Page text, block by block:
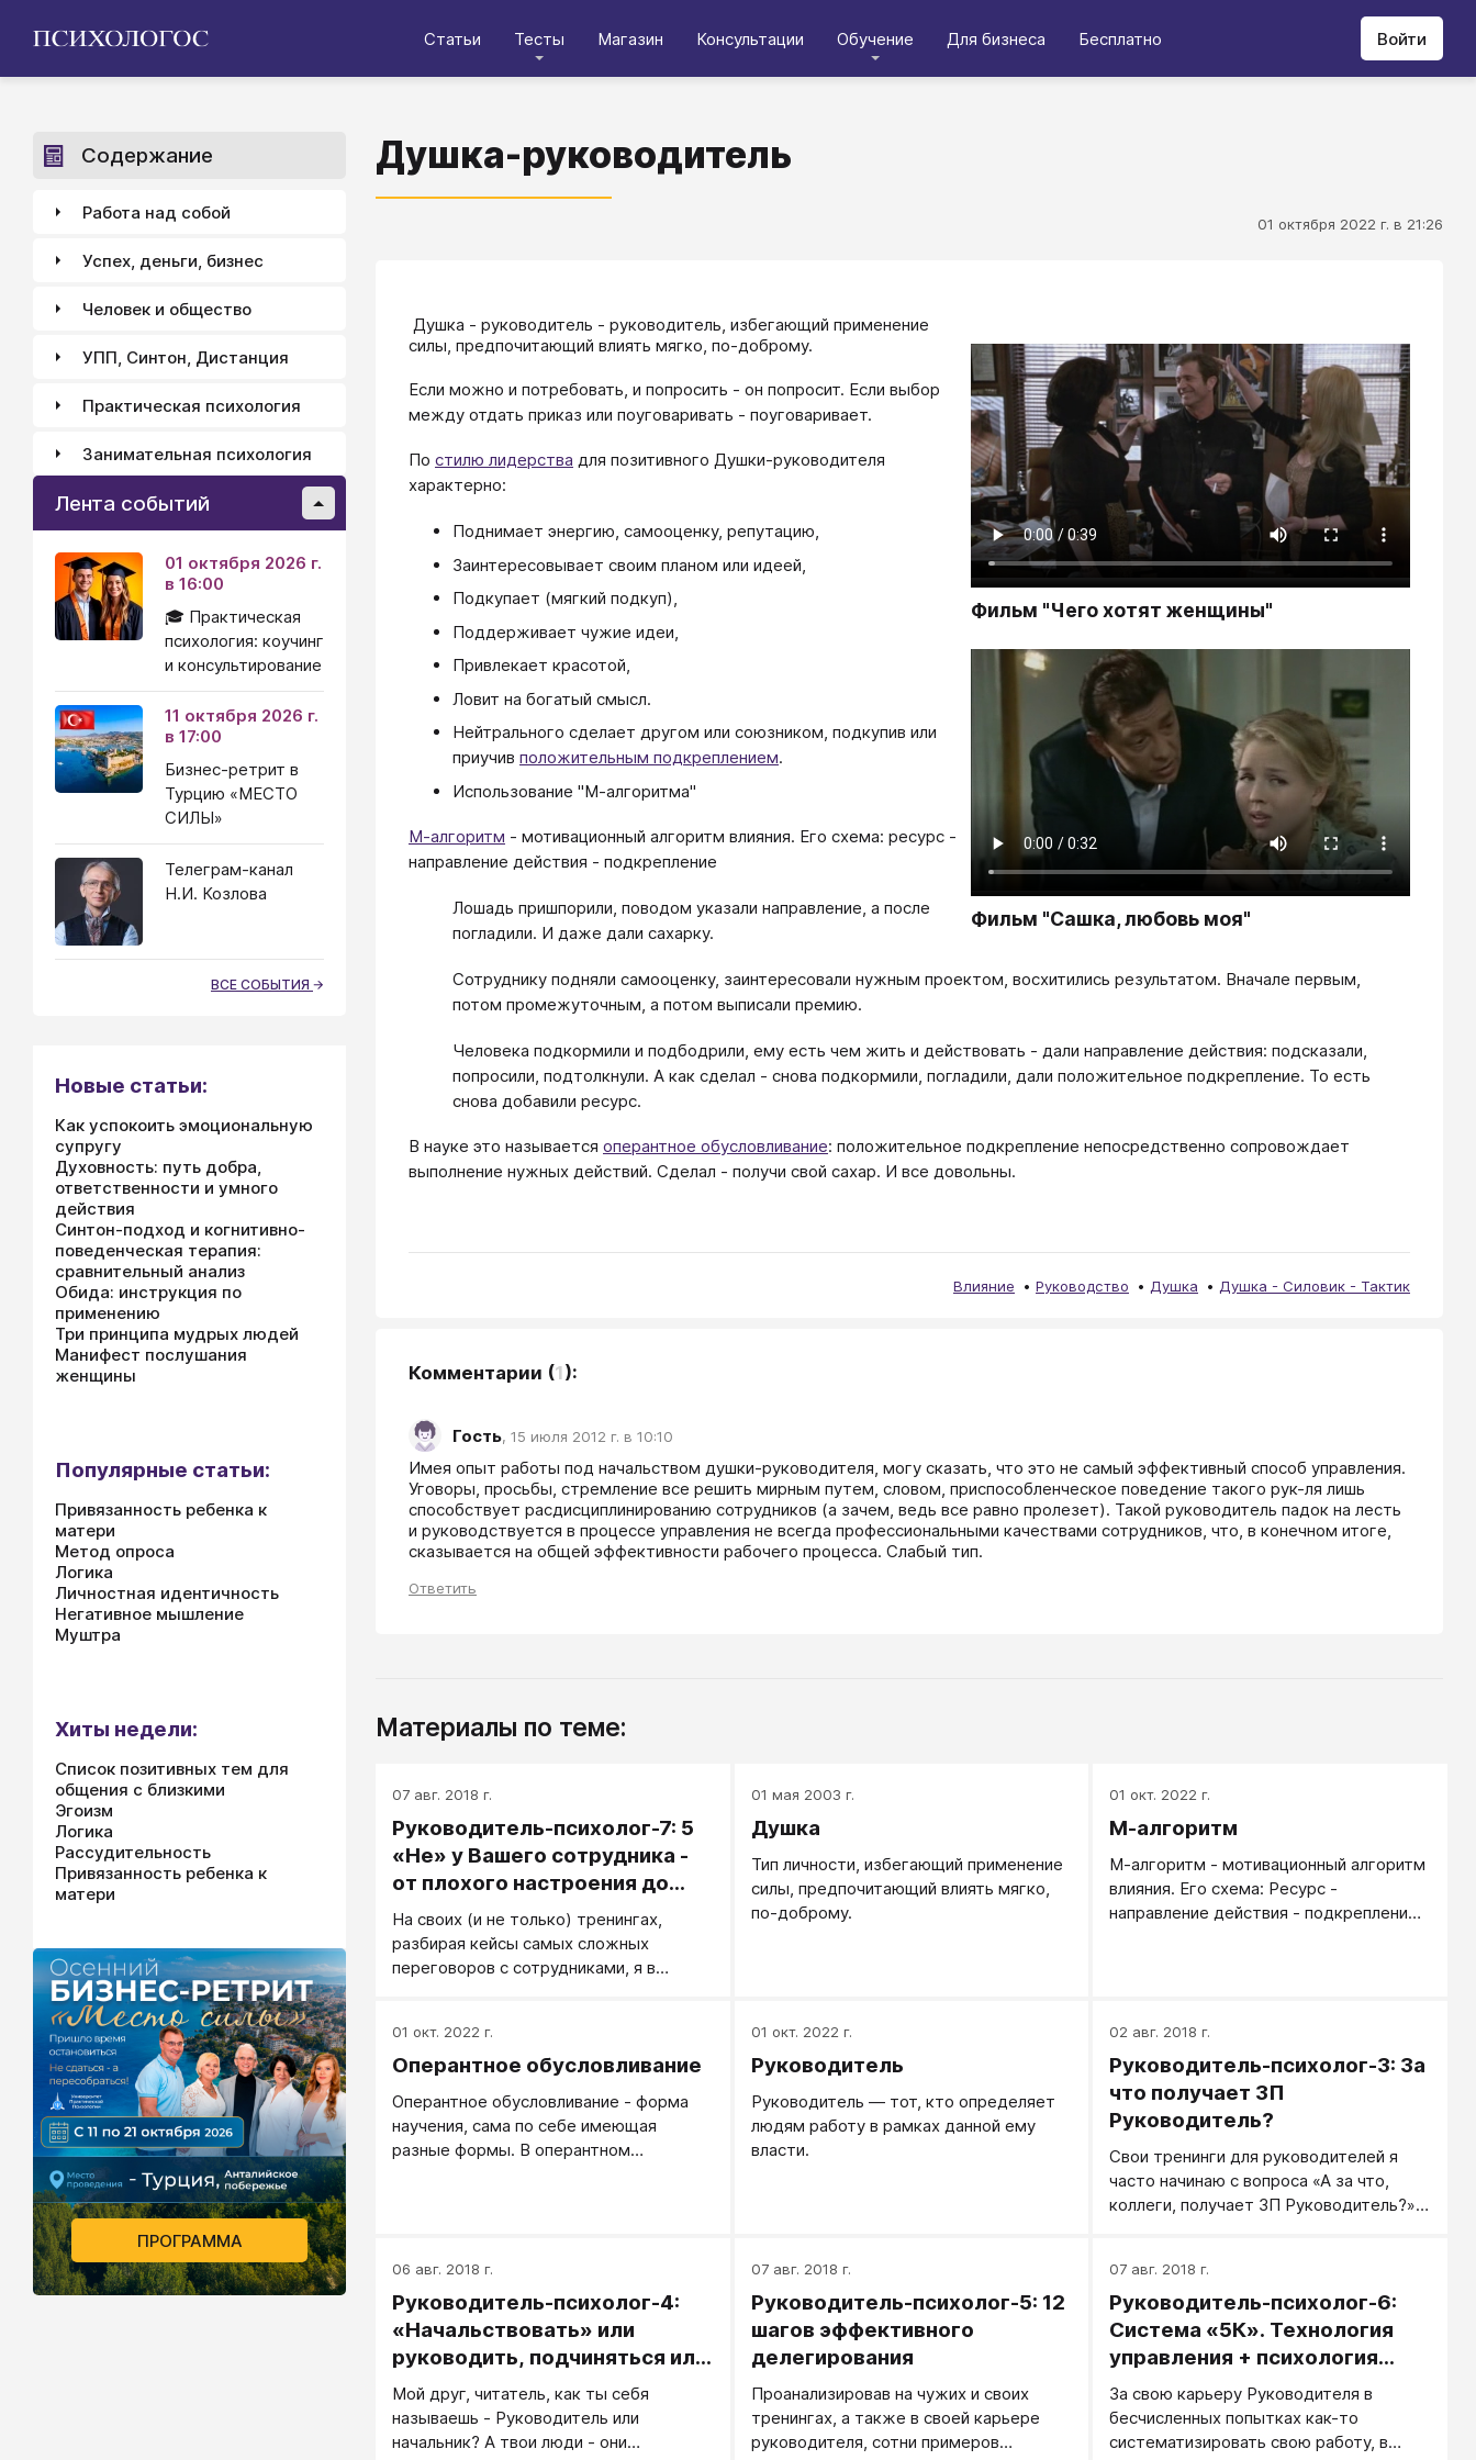
Статьи Тесты Магазин Консультации Обучение Для бизнеса Бесплатно Войти
Душка-руководитель
01 октября 2022 г. в 21:26
Фильм "Чего хотят женщины"
Фильм "Сашка, любовь моя"
Душка - руководитель - руководитель, избегающий применение
силы, предпочитающий влиять мягко, по-доброму.
Если можно и потребовать, и попросить - он попросит. Если выбор
между отдать приказ или поуговаривать - поуговаривает.
По стилю лидерства для позитивного Душки-руководителя
характерно:
Поднимает энергию, самооценку, репутацию,
Заинтересовывает своим планом или идеей,
Подкупает (мягкий подкуп),
Поддерживает чужие идеи,
Привлекает красотой,
Ловит на богатый смысл.
Нейтрального сделает другом или союзником, подкупив или
приучив положительным подкреплением.
Использование "М-алгоритма"
М-алгоритм - мотивационный алгоритм влияния. Его схема: ресурс -
направление действия - подкрепление
​​​​​​​Лошадь пришпорили, поводом указали направление, а после
погладили. И даже дали сахарку.
Сотруднику подняли самооценку, заинтересовали нужным проектом, восхитились результатом. Вначале первым,
потом промежуточным, а потом выписали премию.
Человека подкормили и подбодрили, ему есть чем жить и действовать - дали направление действия: подсказали,
попросили, подтолкнули. А как сделал - снова подкормили, погладили, дали положительное подкрепление. То есть
снова добавили ресурс.
​​​​​​​В науке это называется оперантное обусловливание: положительное подкрепление непосредственно сопровождает
выполнение нужных действий. Сделал - получи свой сахар. И все довольны.
Влияние Руководство Душка Душка - Силовик - Тактик
Комментарии (1):
Гость, 15 июля 2012 г. в 10:10
Имея опыт работы под начальством душки-руководителя, могу сказать, что это не самый эффективный способ управления.
Уговоры, просьбы, стремление все решить мирным путем, словом, приспособленческое поведение такого рук-ля лишь
способствует расдисциплинированию сотрудников (а зачем, ведь все равно пролезет). Такой руководитель падок на лесть
и руководствуется в процессе управления не всегда профессиональными качествами сотрудников, что, в конечном итоге,
сказывается на общей эффективности рабочего процесса. Слабый тип.
Ответить
Материалы по теме:
07 авг. 2018 г.
Руководитель-психолог-7: 5
«Не» у Вашего сотрудника -
от плохого настроения до
увольнения
На своих (и не только) тренингах,
разбирая кейсы самых сложных
переговоров с сотрудниками, я в
закономерность, своеобразный
алгоритм, по которому сотрудник
увольнению. То есть необходимость
переговоров (уже сложных к этому
моменту) возникала с ним не внезапно,
01 мая 2003 г.
Душка
Тип личности, избегающий применение
силы, предпочитающий влиять мягко,
по-доброму.
01 окт. 2022 г.
М-алгоритм
М-алгоритм - мотивационный алгоритм
влияния. Его схема: Ресурс -
направление действия - подкрепление.
нужным проектом, восхитились
результатом. Вначале первым, потом
промежуточным, а потом выписали
премию.
01 окт. 2022 г.
Оперантное обусловливание
Оперантное обусловливание - форма
научения, сама по себе имеющая
разные формы. В оперантном
01 окт. 2022 г.
Руководитель
Руководитель — тот, кто определяет
людям работу в рамках данной ему
власти.
02 авг. 2018 г.
Руководитель-психолог-3: За
что получает ЗП
Руководитель?
Свои тренинги для руководителей я
часто начинаю с вопроса «А за что,
коллеги, получает ЗП Руководитель?».
06 авг. 2018 г.
Руководитель-психолог-4:
«Начальствовать» или
руководить, подчиняться или
сотрудничать
Мой друг, читатель, как ты себя
называешь - Руководитель или
начальник? А твои люди - они
07 авг. 2018 г.
Руководитель-психолог-5: 12
шагов эффективного
делегирования
Проанализировав на чужих и своих
тренингах, а также в своей карьере
руководителя, сотни примеров
07 авг. 2018 г.
Руководитель-психолог-6:
Система «5К». Технология
управления + психология
управления
За свою карьеру Руководителя в
бесчисленных попытках как-то
систематизировать свою работу, в
Содержание
Работа над собой
Успех, деньги, бизнес
Человек и общество
УПП, Синтон, Дистанция
Практическая психология
Занимательная психология
Лента событий
01 октября 2026 г.
в 16:00
🎓 Практическая
психология: коучинг
и консультирование
11 октября 2026 г.
в 17:00
Бизнес-ретрит в
Турцию «МЕСТО
СИЛЫ»
Телеграм-канал
Н.И. Козлова
ВСЕ СОБЫТИЯ
Новые статьи:
Как успокоить эмоциональную
супругу
Духовность: путь добра,
ответственности и умного
действия
Синтон-подход и когнитивно-
поведенческая терапия:
сравнительный анализ
Обида: инструкция по
применению
Три принципа мудрых людей
Манифест послушания
женщины
Популярные статьи:
Привязанность ребенка к
матери
Метод опроса
Логика
Личностная идентичность
Негативное мышление
Муштра
Хиты недели:
Список позитивных тем для
общения с близкими
Эгоизм
Логика
Рассудительность
Привязанность ребенка к
матери
ПРОГРАММА